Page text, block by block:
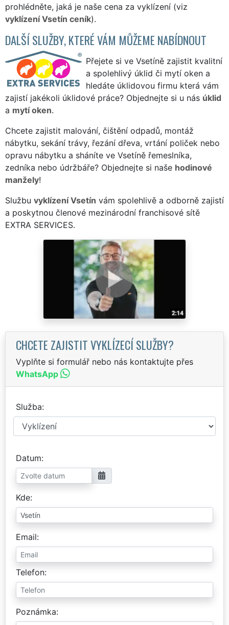
prohlédněte, jaká je naše cena za vyklízení (viz
vyklízení Vsetín ceník).
DALŠÍ SLUŽBY, KTERÉ VÁM MŮŽEME NABÍDNOUT
Přejete si ve Vsetíně zajistit kvalitní
a spolehlivý úklid či mytí oken a
hledáte úklidovou firmu která vám
zajistí jakékoli úklidové práce? Objednejte si u nás úklid
a mytí oken.
Chcete zajistit malování, čištění odpadů, montáž
nábytku, sekání trávy, řezání dřeva, vrtání poliček nebo
opravu nábytku a sháníte ve Vsetíně řemeslníka,
zedníka nebo údržbáře? Objednejte si naše hodinové
manžely!
Službu vyklízení Vsetín vám spolehlivě a odborně zajistí
a poskytnou členové mezinárodní franchisové sítě
EXTRA SERVICES.
CHCETE ZAJISTIT VYKLÍZECÍ SLUŽBY?
Vyplňte si formulář nebo nás kontaktujte přes
WhatsApp
Služba
Datum
Kde
Email
Telefon
Poznámka